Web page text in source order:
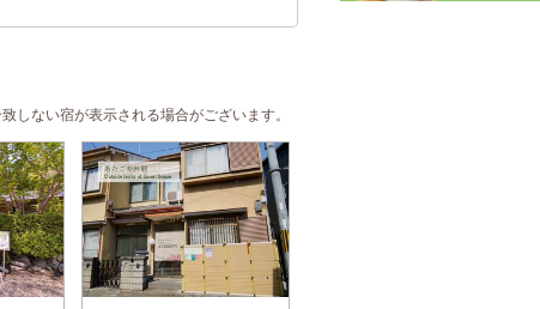
しない宿が表示される場合がございます。